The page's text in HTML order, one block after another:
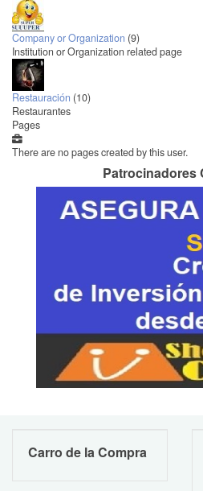
Company or Organization (9)
Institution or Organization related page
Restauración (10)
Restaurantes
Pages
There are no pages created by this user.
Patrocinadores
Carro de la Compra